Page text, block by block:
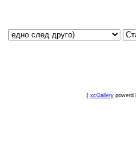
[ xcGallery